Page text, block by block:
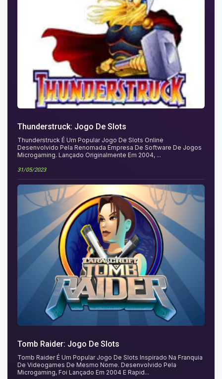
Thunderstruck: Jogo De Slots
Thunderstruck É Um Popular Jogo De Slots Online
Desenvolvido Pela Renomada Empresa De Software De Jogos
Microgaming. Lançado Originalmente Em 2004, ...
31/05/2023
Tomb Raider: Jogo De Slots
Tomb Raider É Um Popular Jogo De Slots Inspirado Na Franquia
De Videogames De Mesmo Nome. Desenvolvido Pela
Microgaming, Foi Lançado Em 2004 E Rapid...